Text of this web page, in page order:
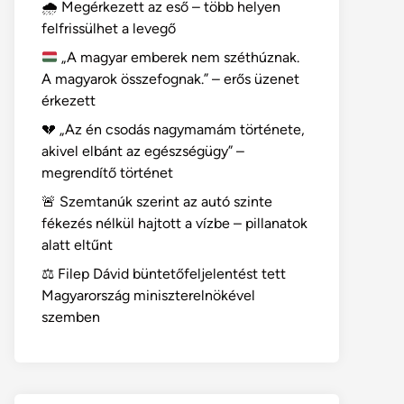
🌧️ Megérkezett az eső – több helyen
felfrissülhet a levegő
„A magyar emberek nem széthúznak.
A magyarok összefognak.” – erős üzenet
érkezett
💔 „Az én csodás nagymamám története,
akivel elbánt az egészségügy” –
megrendítő történet
🚨 Szemtanúk szerint az autó szinte
fékezés nélkül hajtott a vízbe – pillanatok
alatt eltűnt
⚖️ Filep Dávid büntetőfeljelentést tett
Magyarország miniszterelnökével
szemben